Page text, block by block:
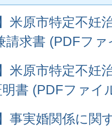
米原市特定不妊
請求書 (PDFフ
米原市特定不妊
書 (PDFファイ
事実婚関係に関